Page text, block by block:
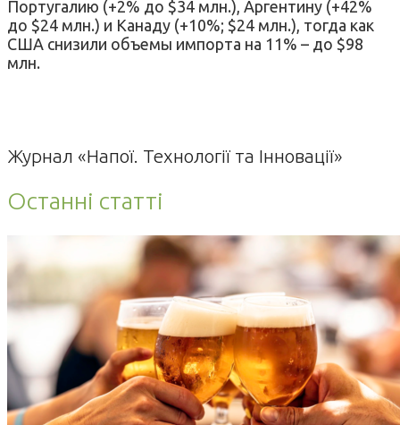
Португалию (+2% до $34 млн.), Аргентину (+42%
до $24 млн.) и Канаду (+10%; $24 млн.), тогда как
США снизили объемы импорта на 11% – до $98
млн.
Журнал «Напої. Технології та Інновації»
Останні статті